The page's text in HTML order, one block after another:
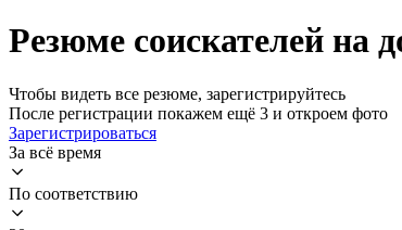
Резюме соискателей на
Чтобы видеть все резюме, зарегистрируйтесь
После регистрации покажем ещё 3 и откроем фото
Зарегистрироваться
За всё время
По соответствию